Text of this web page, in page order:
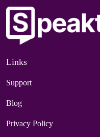
Links
Support
Blog
Privacy Policy